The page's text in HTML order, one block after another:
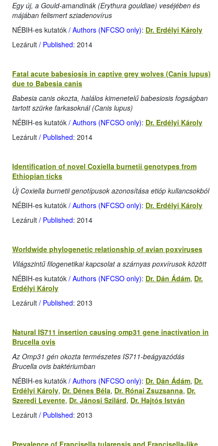
Egy új, a Gould-amandinák (Erythura gouldiae) veséjében és
májában felismert sziadenovírus
NÉBIH-es kutatók / Authors (NFCSO only): Dr. Erdélyi Károly
Lezárult / Published: 2014
Fatal acute babesiosis in captive grey wolves (Canis lupus)
due to Babesia canis
Babesia canis okozta, halálos kimenetelű babesiosis fogságban
tartott szürke farkasoknál (Canis lupus)
NÉBIH-es kutatók / Authors (NFCSO only): Dr. Erdélyi Károly
Lezárult / Published: 2014
Identification of novel Coxiella burnetii genotypes from
Ethiopian ticks
Új Coxiella burnetii genotípusok azonosítása etióp kullancsokból
NÉBIH-es kutatók / Authors (NFCSO only): Dr. Erdélyi Károly
Lezárult / Published: 2014
Worldwide phylogenetic relationship of avian poxviruses
Világszintű filogenetikai kapcsolat a szárnyas poxvírusok között
NÉBIH-es kutatók / Authors (NFCSO only): Dr. Dán Ádám, Dr.
Erdélyi Károly
Lezárult / Published: 2013
Natural IS711 insertion causing omp31 gene inactivation in
Brucella ovis
Az Omp31 gén okozta természetes IS711-beágyazódás
Brucella ovis baktériumban
NÉBIH-es kutatók / Authors (NFCSO only): Dr. Dán Ádám, Dr.
Erdélyi Károly, Dr. Dénes Béla, Dr. Rónai Zsuzsanna, Dr.
Szeredi Levente, Dr. Jánosi Szilárd, Dr. Hajtós István
Lezárult / Published: 2013